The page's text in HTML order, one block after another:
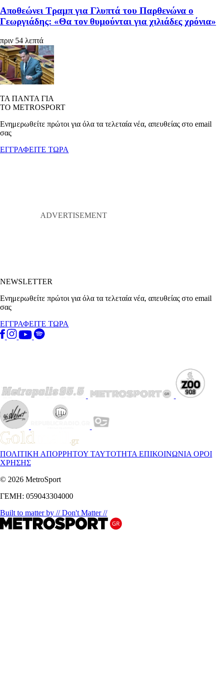
Αποθεώνει Τραμπ για Γλυπτά του Παρθενώνα ο
Γεωργιάδης: «Θα τον θυμούνται για χιλιάδες χρόνια»
πριν 54 λεπτά
ΤΑ ΠΑΝΤΑ ΓΙΑ
ΤΟ METROSPORT
Ενημερωθείτε πρώτοι για όλα τα τελεταία νέα, απευθείας στο email
σας
ΕΓΓΡΑΦΕΙΤΕ ΤΩΡΑ
NEWSLETTER
Ενημερωθείτε πρώτοι για όλα τα τελεταία νέα, απευθείας στο email
σας
ΕΓΓΡΑΦΕΙΤΕ ΤΩΡΑ
ΠΟΛΙΤΙΚΗ ΑΠΟΡΡΗΤΟΥ ΤΑΥΤΟΤΗΤΑ ΕΠΙΚΟΙΝΩΝΙΑ ΟΡΟΙ
ΧΡΗΣΗΣ
© 2026 MetroSport
ΓΕΜΗ: 059043304000
Built to matter by // Don't Matter //